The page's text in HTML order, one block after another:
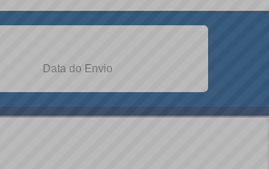
Data do Envio